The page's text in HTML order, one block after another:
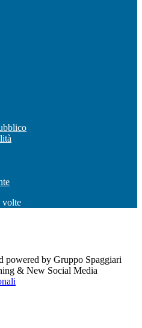
volte
powered by Gruppo Spaggiari
& New Social Media